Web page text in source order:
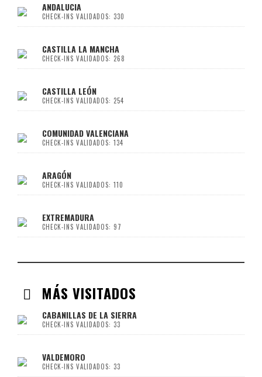
ANDALUCIA
CHECK-INS VALIDADOS: 330
CASTILLA LA MANCHA
CHECK-INS VALIDADOS: 268
CASTILLA LEÓN
CHECK-INS VALIDADOS: 254
COMUNIDAD VALENCIANA
CHECK-INS VALIDADOS: 134
ARAGÓN
CHECK-INS VALIDADOS: 110
EXTREMADURA
CHECK-INS VALIDADOS: 97
MÁS VISITADOS
CABANILLAS DE LA SIERRA
CHECK-INS VALIDADOS: 33
VALDEMORO
CHECK-INS VALIDADOS: 33